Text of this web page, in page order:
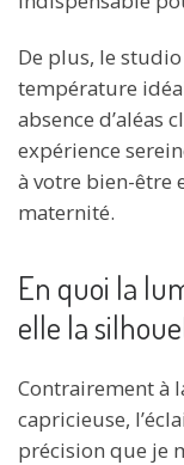
De plus, le
température
absence d’aléas
expérience
à votre bien-être
maternité.
En quoi la
elle la
Contrairement à
capricieuse,
précision que je